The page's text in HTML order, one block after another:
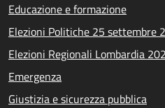
Educazione e formazione
Elezioni Politiche 25 settembre
Elezioni Regionali Lombardia
Emergenza
Giustizia e sicurezza pubblica